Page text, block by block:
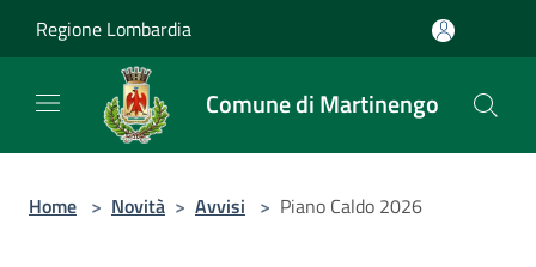
Regione Lombardia
Comune di Martinengo
Home > Novità > Avvisi > Piano Caldo 2026